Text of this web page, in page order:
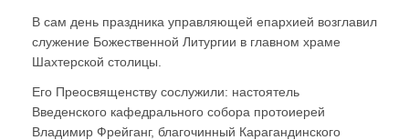
В сам день праздника управляющей епархией возглавил
служение Божественной Литургии в главном храме
Шахтерской столицы.
Его Преосвященству сослужили: настоятель
Введенского кафедрального собора протоиерей
Владимир Фрейганг, благочинный Карагандинского